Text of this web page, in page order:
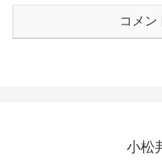
コメン
小松